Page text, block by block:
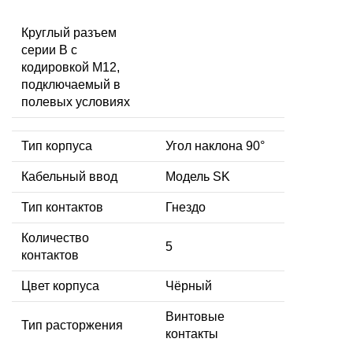
Круглый разъем
серии B с
кодировкой M12,
подключаемый в
полевых условиях
Тип корпуса Угол наклона 90°
Кабельный ввод Модель SK
Тип контактов Гнездо
Количество
контактов
5
Цвет корпуса Чёрный
Тип расторжения
Винтовые
контакты